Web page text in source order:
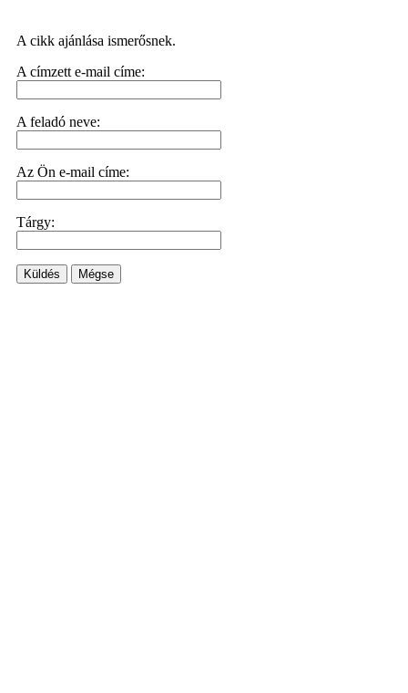
A cikk ajánlása ismerősnek.
A címzett e-mail címe:
A feladó neve:
Az Ön e-mail címe:
Tárgy:
Küldés Mégse